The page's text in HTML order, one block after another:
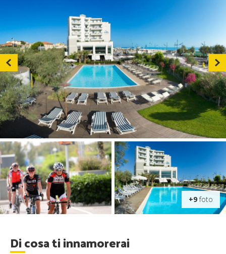
+9foto
Di cosa ti innamorerai